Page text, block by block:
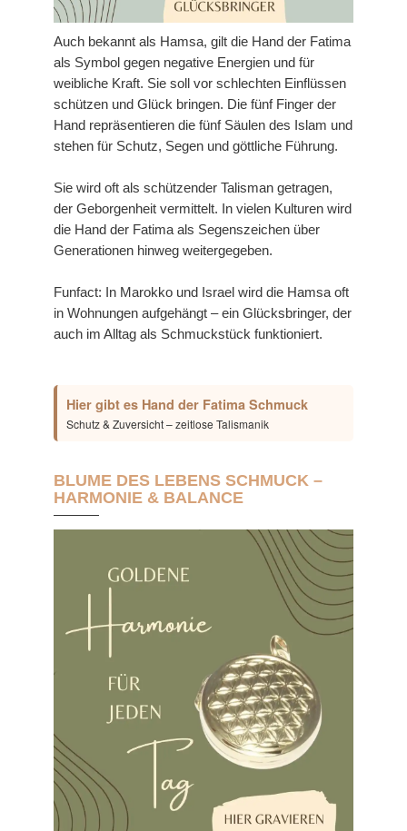
Auch bekannt als Hamsa, gilt die Hand der Fatima
als Symbol gegen negative Energien und für
weibliche Kraft. Sie soll vor schlechten Einflüssen
schützen und Glück bringen. Die fünf Finger der
Hand repräsentieren die fünf Säulen des Islam und
stehen für Schutz, Segen und göttliche Führung.
Sie wird oft als schützender Talisman getragen,
der Geborgenheit vermittelt. In vielen Kulturen wird
die Hand der Fatima als Segenszeichen über
Generationen hinweg weitergegeben.
Funfact: In Marokko und Israel wird die Hamsa oft
in Wohnungen aufgehängt – ein Glücksbringer, der
auch im Alltag als Schmuckstück funktioniert.
Hier gibt es Hand der Fatima Schmuck
Schutz & Zuversicht – zeitlose Talismanik
BLUME DES LEBENS SCHMUCK –
HARMONIE & BALANCE